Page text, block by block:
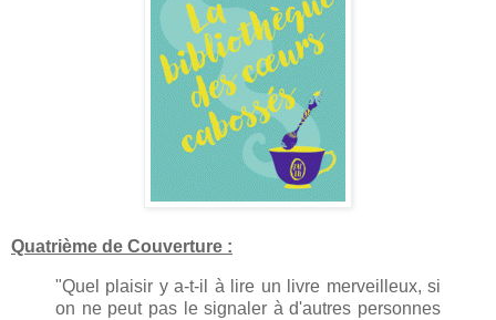
Quatrième de Couverture :
"Quel plaisir y a-t-il à lire un livre merveilleux, si
on ne peut pas le signaler à d'autres personnes